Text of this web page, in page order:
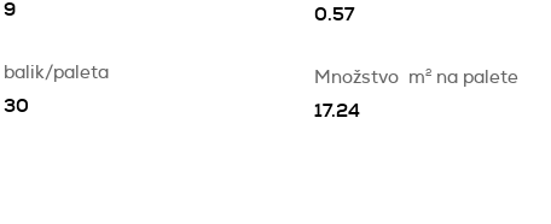
9
0.57
balik/paleta
30
Množstvo m2
na palete
17.24